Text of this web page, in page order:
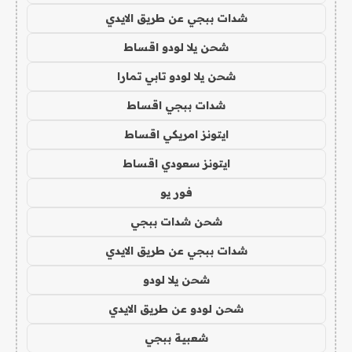
شدات ببجي عن طريق الايدي
شحن يلا لودو اقساط
شحن يلا لودو تابي تمارا
شدات ببجي اقساط
ايتونز امريكي اقساط
ايتونز سعودي اقساط
فور يو
شحن شدات ببجي
شدات ببجي عن طريق الايدي
شحن يلا لودو
شحن لودو عن طريق الايدي
شعبية ببجي